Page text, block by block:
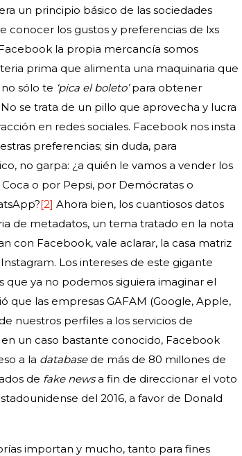
un principio básico de las sociedades
conocer los gustos y preferencias de lxs
la propia mercancía somos
prima que alimenta una maquinaria que
sólo te ‘pica el boleto’para obtener
se trata de un pillo que aprovecha y lucra
en redes sociales. Facebook nos insta
preferencias; sin duda, para
no garpa: ¿a quién le vamos a vender los
o por Pepsi, por Demócratas o
[2] Ahora bien, los cuantiosos datos
de metadatos, un tema tratado en la nota
con Facebook, vale aclarar, la casa matriz
Los intereses de este gigante
ya no podemos siguiera imaginar el
que las empresas GAFAM (Google, Apple,
nuestros perfiles a los servicios de
un caso bastante conocido, Facebook
a la databasede más de 80 millones de
de fake newsa fin de direccionar el voto
del 2016, a favor de Donald
importan y mucho, tanto para fines